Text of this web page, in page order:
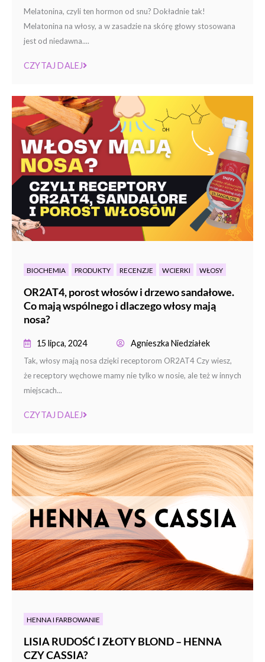
Melatonina, czyli ten hormon od snu? Dokładnie tak!
Melatonina na włosy, a w zasadzie na skórę głowy stosowana
jest od niedawna....
CZYTAJ DALEJ
BIOCHEMIA PRODUKTY RECENZJE WCIERKI WŁOSY
OR2AT4, porost włosów i drzewo sandałowe.
Co mają wspólnego i dlaczego włosy mają
nosa?
15 lipca, 2024 Agnieszka Niedziałek
Tak, włosy mają nosa dzięki receptorom OR2AT4 Czy wiesz,
że receptory węchowe mamy nie tylko w nosie, ale też w innych
miejscach...
CZYTAJ DALEJ
HENNA I FARBOWANIE
LISIA RUDOŚĆ I ZŁOTY BLOND – HENNA
CZY CASSIA?